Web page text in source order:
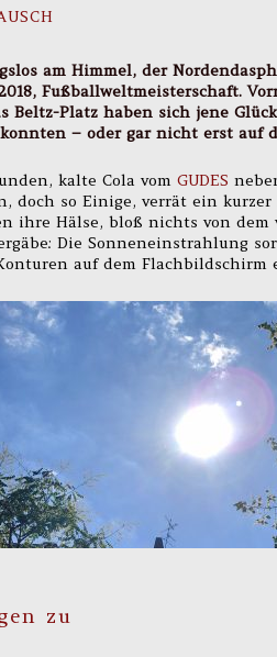
am Himmel, der
Fußballweltmeisterschaft.
Beltz-Platz haben sich jene
– oder gar nicht erst auf
kalte Cola vom GUDES
doch so Einige, verrät ein
ihre Hälse, bloß nichts von dem
Die Sonneneinstrahlung
auf dem Flachbildschirm
zu